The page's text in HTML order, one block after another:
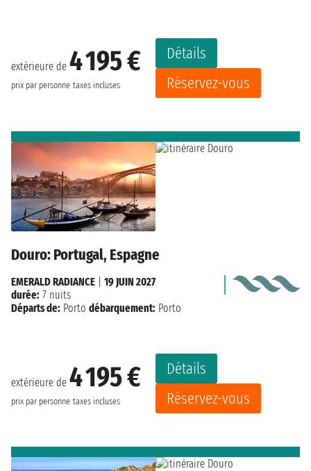
extérieure de 4 195 €
prix par personne taxes incluses
Détails
Réservez-vous
Douro: Portugal, Espagne
extérieure de 4 195 €
prix par personne taxes incluses
Détails
Réservez-vous
EMERALD RADIANCE
19 JUIN 2027
durée: 7 nuits
Départs de: Porto débarquement: Porto